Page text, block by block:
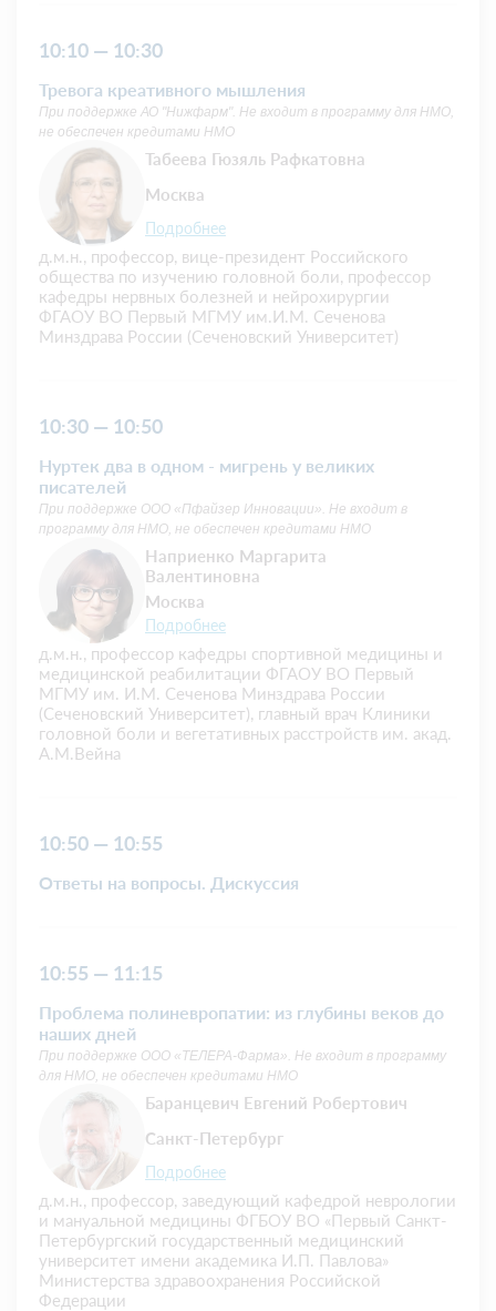
10:10 — 10:30
Тревога креативного мышления
При поддержке АО "Нижфарм". Не входит в программу для НМО,
не обеспечен кредитами НМО
Табеева Гюзяль Рафкатовна
Москва
Подробнее
д.м.н., профессор, вице-президент Российского
общества по изучению головной боли, профессор
кафедры нервных болезней и нейрохирургии
ФГАОУ ВО Первый МГМУ им.И.М. Сеченова
Минздрава России (Сеченовский Университет)
10:30 — 10:50
Нуртек два в одном - мигрень у великих
писателей
При поддержке ООО «Пфайзер Инновации». Не входит в
программу для НМО, не обеспечен кредитами НМО
Наприенко Маргарита
Валентиновна
Москва
Подробнее
д.м.н., профессор кафедры спортивной медицины и
медицинской реабилитации ФГАОУ ВО Первый
МГМУ им. И.М. Сеченова Минздрава России
(Сеченовский Университет), главный врач Клиники
головной боли и вегетативных расстройств им. акад.
А.М.Вейна
10:50 — 10:55
Ответы на вопросы. Дискуссия
10:55 — 11:15
Проблема полиневропатии: из глубины веков до
наших дней
При поддержке ООО «ТЕЛЕРА-Фарма». Не входит в программу
для НМО, не обеспечен кредитами НМО
Баранцевич Евгений Робертович
Санкт-Петербург
Подробнее
д.м.н., профессор, заведующий кафедрой неврологии
и мануальной медицины ФГБОУ ВО «Первый Санкт-
Петербургский государственный медицинский
университет имени академика И.П. Павлова»
Министерства здравоохранения Российской
Федерации